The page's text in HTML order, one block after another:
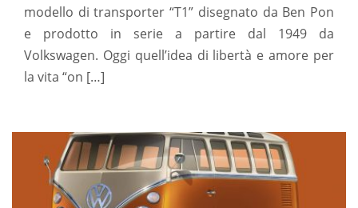
modello di transporter “T1” disegnato da Ben Pon
e prodotto in serie a partire dal 1949 da
Volkswagen. Oggi quell’idea di libertà e amore per
la vita “on […]